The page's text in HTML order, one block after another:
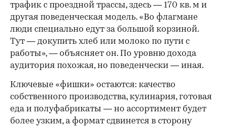
трафик с проездной трассы, здесь — 170 кв. м и
другая поведенческая модель. «Во флагмане
люди специально едут за большой корзиной.
Тут — докупить хлеб или молоко по пути с
работы», — объясняет он. По уровню дохода
аудитория похожая, но поведенчески — иная.
Ключевые «фишки» остаются: качество
собственного производства, кулинария, готовая
еда и полуфабрикаты — но ассортимент будет
более узким, а формат сдвинется в сторону